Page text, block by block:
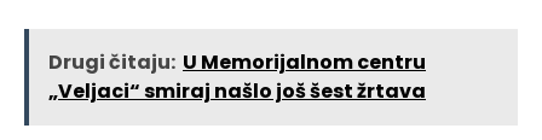
Drugi čitaju: U Memorijalnom centru
„Veljaci“ smiraj našlo još šest žrtava